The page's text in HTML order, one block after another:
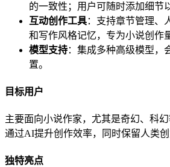
的一致性；用户可随时添加细节
互动创作工具：支持章节管理、
和写作风格记忆，专为小说创作
模型支持：集成多种高级模型，
置。
目标用户
主要面向小说作家，尤其是奇幻、科
通过AI提升创作效率，同时保留人类创
独特亮点